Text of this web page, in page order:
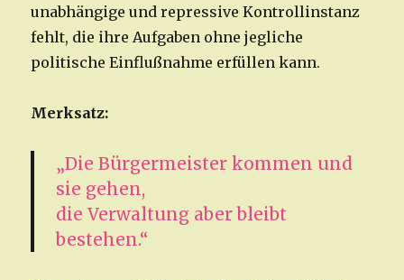
unabhängige und repressive Kontrollinstanz
fehlt, die ihre Aufgaben ohne jegliche
politische Einflußnahme erfüllen kann.
Merksatz:
„Die Bürgermeister kommen und
sie gehen,
die Verwaltung aber bleibt
bestehen.“